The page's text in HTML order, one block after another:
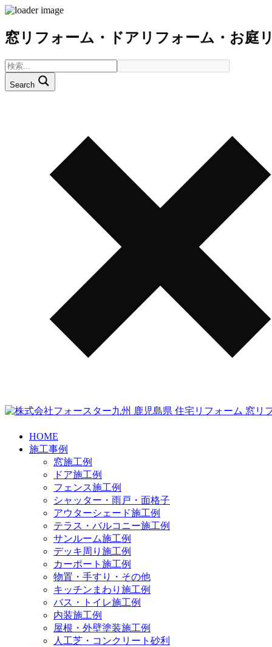
窓リフォーム・ドアリフォーム・お庭
Search
HOME
施工事例
窓施工例
ドア施工例
フェンス施工例
シャッター・雨戸・面格子
アウターシェード施工例
テラス・バルコニー施工例
サンルーム施工例
デッキ周り施工例
カーポート施工例
物置・手すり・その他
キッチンまわり施工例
バス・トイレ施工例
内装施工例
屋根・外壁塗装施工例
人工芝・コンクリート砂利